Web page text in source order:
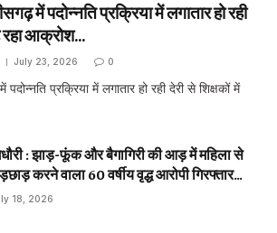
में पदोन्नति प्रक्रिया में लगातार हो रही
रहा आक्रोश…
July 23, 2026 0
प्रक्रिया में लगातार हो रही देरी से शिक्षकों में
: झाड़-फूंक और बैगागिरी की आड़ में महिला से
करने वाला 60 वर्षीय वृद्ध आरोपी गिरफ्तार…
18, 2026